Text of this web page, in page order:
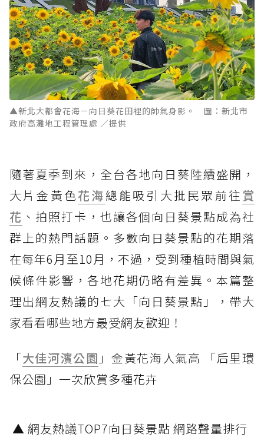
▲新北大都會花海－向日葵花田裡的帥氣身影。 圖：新北市
政府高灘地工程管理處 ／提供
隨著夏季到來，全台各地向日葵陸續盛開，
大片金黃色花海總能吸引大批民眾前往 賞
花 、拍照打卡，也讓各個向日葵景點成為社
群上的熱門話題。多數向日葵景點的花期落
在每年6月至10月，不過，受到種植時間與氣
候條件影響，各地花期仍略有差異。本篇整
理出網友熱議的七大「向日葵景點」，帶大
家看看哪些地方最受網友歡迎！
「大佳河濱公園 」金黃花海人氣高 「后里環
保公園」一次欣賞多種花卉
▲ 網友熱議TOP7向日葵景點 網路聲量排行